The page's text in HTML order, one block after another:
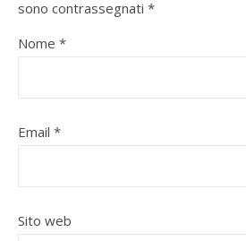
sono contrassegnati *
Nome *
Email *
Sito web